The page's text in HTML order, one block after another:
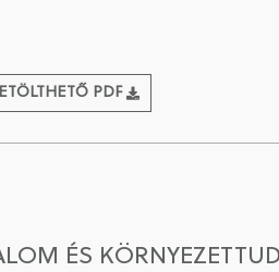
PDF
ÉS